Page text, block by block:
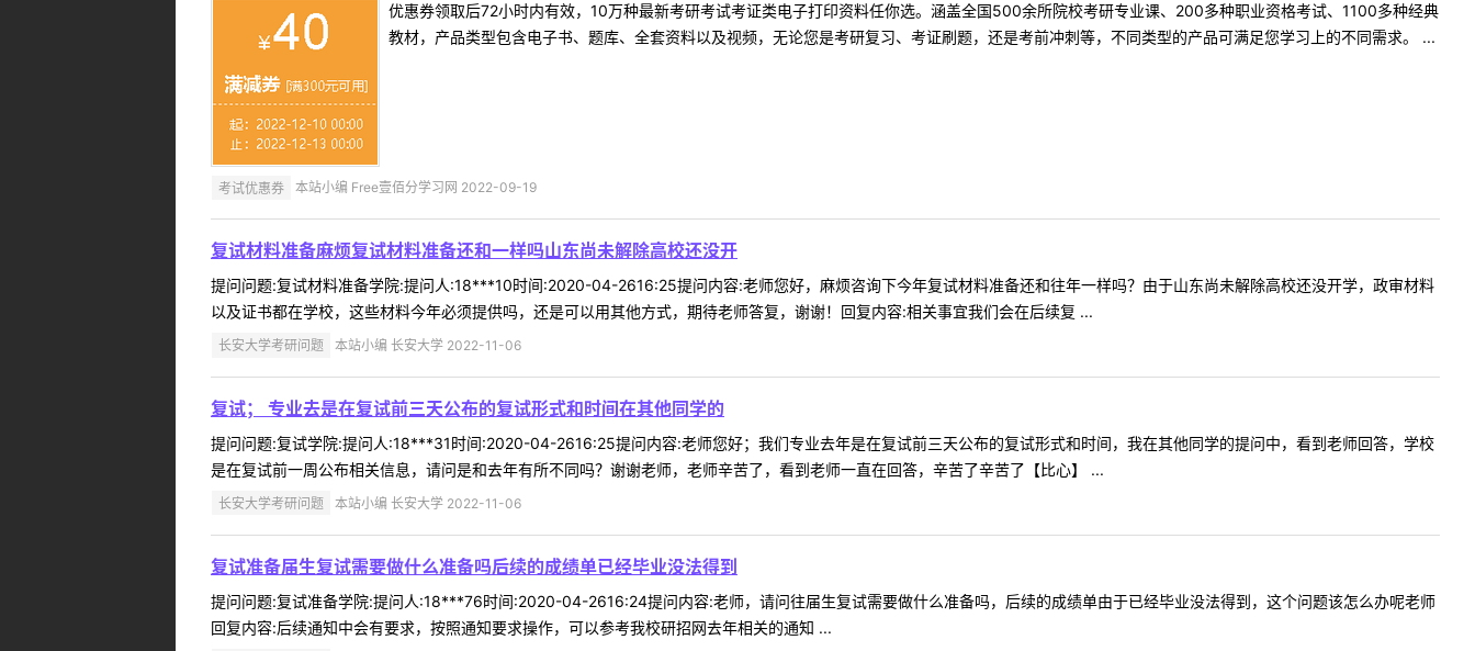
优惠券领取后72小时内有效，10万种最新考研考试考证类电子打印资料任你选。涵盖全国500余所院校考研专业课、200多种职业资格考试、1100多种经典
教材，产品类型包含电子书、题库、全套资料以及视频，无论您是考研复习、考证刷题，还是考前冲刺等，不同类型的产品可满足您学习上的不同需求。 ...
考试优惠券 本站小编 Free壹佰分学习网 2022-09-19
复试材料准备麻烦复试材料准备还和一样吗山东尚未解除高校还没开
提问问题:复试材料准备学院:提问人:18***10时间:2020-04-2616:25提问内容:老师您好，麻烦咨询下今年复试材料准备还和往年一样吗？由于山东尚未解除高校还没开学，政审材料
以及证书都在学校，这些材料今年必须提供吗，还是可以用其他方式，期待老师答复，谢谢！回复内容:相关事宜我们会在后续复 ...
长安大学考研问题 本站小编 长安大学 2022-11-06
复试； 专业去是在复试前三天公布的复试形式和时间在其他同学的
提问问题:复试学院:提问人:18***31时间:2020-04-2616:25提问内容:老师您好；我们专业去年是在复试前三天公布的复试形式和时间，我在其他同学的提问中，看到老师回答，学校
是在复试前一周公布相关信息，请问是和去年有所不同吗？谢谢老师，老师辛苦了，看到老师一直在回答，辛苦了辛苦了【比心】 ...
长安大学考研问题 本站小编 长安大学 2022-11-06
复试准备届生复试需要做什么准备吗后续的成绩单已经毕业没法得到
提问问题:复试准备学院:提问人:18***76时间:2020-04-2616:24提问内容:老师，请问往届生复试需要做什么准备吗，后续的成绩单由于已经毕业没法得到，这个问题该怎么办呢老师
回复内容:后续通知中会有要求，按照通知要求操作，可以参考我校研招网去年相关的通知 ...